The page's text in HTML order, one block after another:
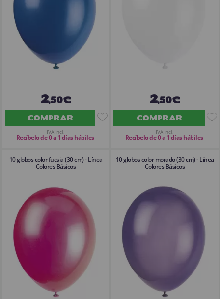
2,50€
COMPRAR
IVA Incl.
Recíbelo de 0 a 1 días hábiles
2,50€
COMPRAR
IVA Incl.
Recíbelo de 0 a 1 días hábiles
10 globos color fucsia (30 cm) - Línea
Colores Básicos
10 globos color morado (30 cm) - Línea
Colores Básicos